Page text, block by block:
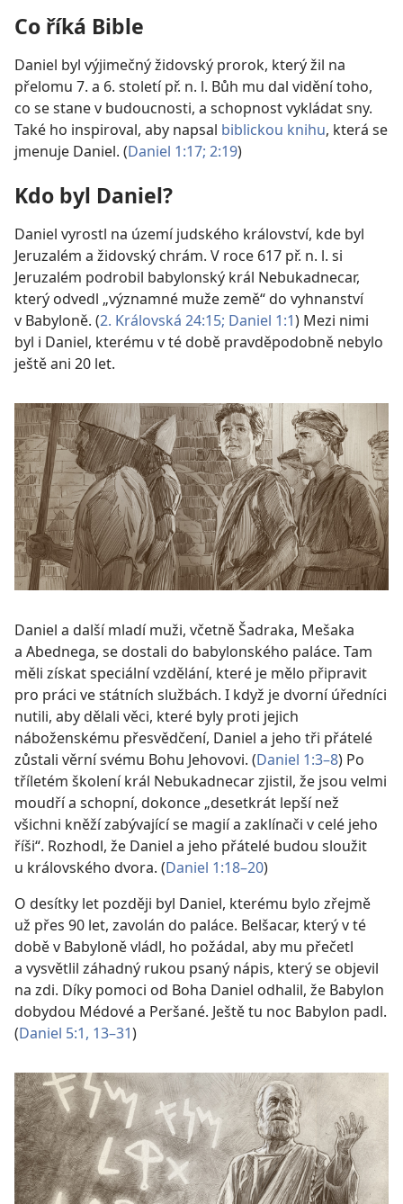
Co říká Bible
Daniel byl výjimečný židovský prorok, který žil na
přelomu 7. a 6. století př. n. l. Bůh mu dal vidění toho,
co se stane v budoucnosti, a schopnost vykládat sny.
Také ho inspiroval, aby napsal biblickou knihu, která se
jmenuje Daniel. (Daniel 1:17; 2:19)
Kdo byl Daniel?
Daniel vyrostl na území judského království, kde byl
Jeruzalém a židovský chrám. V roce 617 př. n. l. si
Jeruzalém podrobil babylonský král Nebukadnecar,
který odvedl „významné muže země“ do vyhnanství
v Babyloně. (2. Královská 24:15; Daniel 1:1) Mezi nimi
byl i Daniel, kterému v té době pravděpodobně nebylo
ještě ani 20 let.
Daniel a další mladí muži, včetně Šadraka, Mešaka
a Abednega, se dostali do babylonského paláce. Tam
měli získat speciální vzdělání, které je mělo připravit
pro práci ve státních službách. I když je dvorní úředníci
nutili, aby dělali věci, které byly proti jejich
náboženskému přesvědčení, Daniel a jeho tři přátelé
zůstali věrní svému Bohu Jehovovi. (Daniel 1:3–8) Po
tříletém školení král Nebukadnecar zjistil, že jsou velmi
moudří a schopní, dokonce „desetkrát lepší než
všichni kněží zabývající se magií a zaklínači v celé jeho
říši“. Rozhodl, že Daniel a jeho přátelé budou sloužit
u královského dvora. (Daniel 1:18–20)
O desítky let později byl Daniel, kterému bylo zřejmě
už přes 90 let, zavolán do paláce. Belšacar, který v té
době v Babyloně vládl, ho požádal, aby mu přečetl
a vysvětlil záhadný rukou psaný nápis, který se objevil
na zdi. Díky pomoci od Boha Daniel odhalil, že Babylon
dobydou Médové a Peršané. Ještě tu noc Babylon padl.
(Daniel 5:1, 13–31)